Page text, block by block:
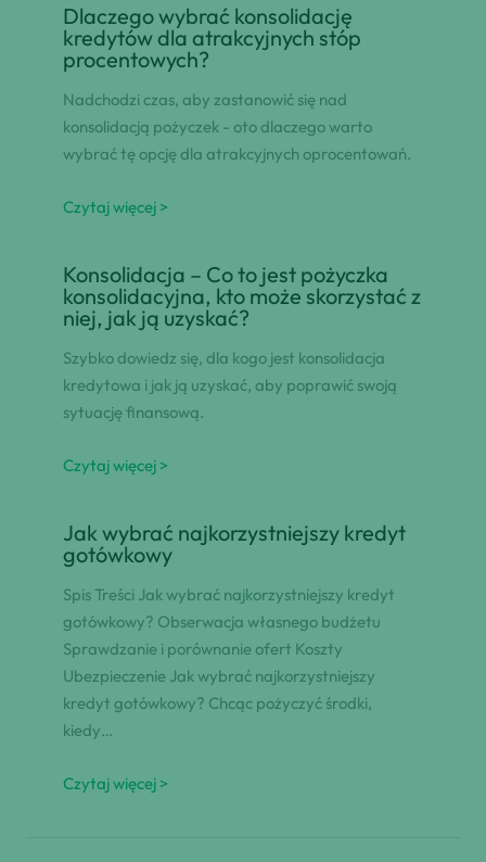
Dlaczego wybrać konsolidację
kredytów dla atrakcyjnych stóp
procentowych?
Nadchodzi czas, aby zastanowić się nad
konsolidacją pożyczek - oto dlaczego warto
wybrać tę opcję dla atrakcyjnych oprocentowań.
Czytaj więcej >
Konsolidacja – Co to jest pożyczka
konsolidacyjna, kto może skorzystać z
niej, jak ją uzyskać?
Szybko dowiedz się, dla kogo jest konsolidacja
kredytowa i jak ją uzyskać, aby poprawić swoją
sytuację finansową.
Czytaj więcej >
Jak wybrać najkorzystniejszy kredyt
gotówkowy
Spis Treści Jak wybrać najkorzystniejszy kredyt
gotówkowy? Obserwacja własnego budżetu
Sprawdzanie i porównanie ofert Koszty
Ubezpieczenie Jak wybrać najkorzystniejszy
kredyt gotówkowy? Chcąc pożyczyć środki,
kiedy…
Czytaj więcej >